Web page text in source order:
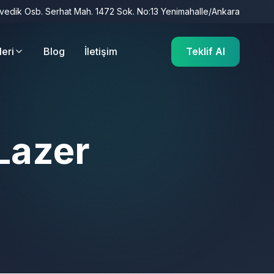
Osb. Serhat Mah. 1472 Sok. No:13 Yenimahalle/Ankara
Blog İletişim Teklif Al